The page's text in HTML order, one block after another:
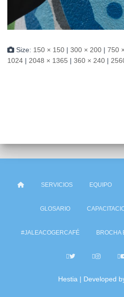
Size: 150 × 150 | 300 × 200 | 750
1024 | 2048 × 1365 | 360 × 240 |
SERVICIOS EQUIPO
GLOSARIO
#JALEACOGERCAFÉ BROCHA
Hestia | Developed